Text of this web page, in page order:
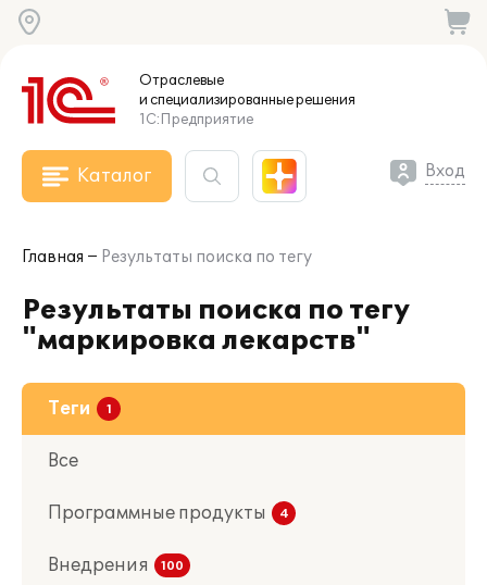
Отраслевые
и специализированныерешения
1С:Предприятие
Каталог Вход
Главная Результаты поиска по тегу
Результаты поиска по тегу
"маркировка лекарств"
Все
Программные продукты
Внедрения
Теги